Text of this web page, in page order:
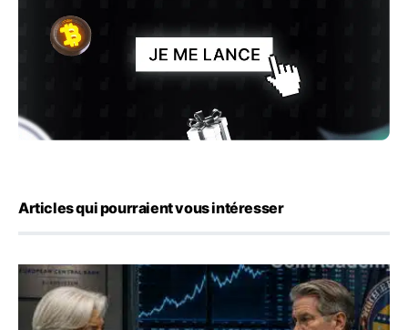
Articles qui pourraient vous intéresser
Yen : Washington a vendu des euros sans prévenir la